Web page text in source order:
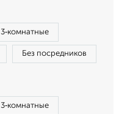
3‑комнатные
Без посредников
3‑комнатные